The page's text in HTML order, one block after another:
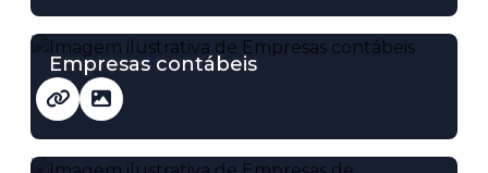
Empresas contábeis